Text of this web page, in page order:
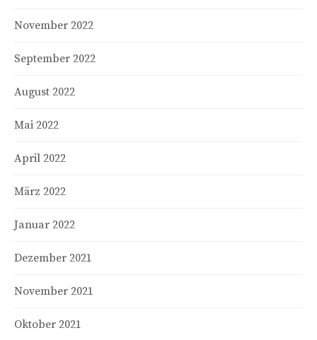
November 2022
September 2022
August 2022
Mai 2022
April 2022
März 2022
Januar 2022
Dezember 2021
November 2021
Oktober 2021